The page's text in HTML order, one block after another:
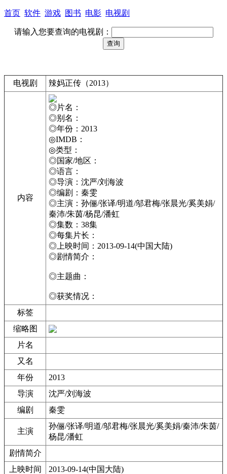
首页 软件 游戏 图书 电影 电视剧
请输入您要查询的电视剧：
电视剧 辣妈正传（2013）
内容
◎片名：
◎别名：
◎年份：2013
◎IMDB：
◎类型：
◎国家/地区：
◎语言：
◎导演：沈严/刘海波
◎编剧：秦雯
◎主演：孙俪/张译/明道/邬君梅/张晨光/奚美娟/
秦沛/朱茵/杨昆/潘虹
◎集数：38集
◎每集片长：
◎上映时间：2013-09-14(中国大陆)
◎剧情简介：
◎主题曲：
◎获奖情况：
标签
缩略图
片名
又名
年份
2013
导演
沈严/刘海波
编剧
秦雯
主演
孙俪/张译/明道/邬君梅/张晨光/奚美娟/秦沛/朱茵/
杨昆/潘虹
剧情简介
上映时间
2013-09-14(中国大陆)